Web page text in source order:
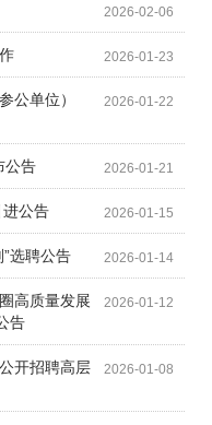
2026-02-06
2026-01-23
2026-01-22
公单位）
2026-01-21
公告
2026-01-15
公告
2026-01-14
选聘公告
2026-01-12
高质量发展
告
2026-01-08
开招聘高层